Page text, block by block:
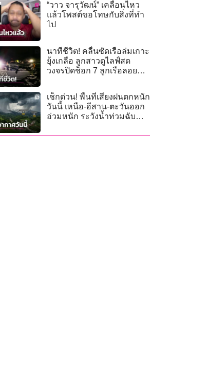
“วาว จารุวัฒน์” เคลื่อนไหว
แล้วโพสต์ขอโทษกับสิ่งที่ทำ
ไป
นาทีชีวิต! คลื่นซัดเรือล่มเกาะ
ยุ้งเกลือ ลูกสาวดูไลฟ์สด
วงจรปิดช็อก 7 ลูกเรือลอยคอ
เช็กด่วน! พื้นที่เสี่ยงฝนตกหนัก
วันนี้ เหนือ-อีสาน-ตะวันออก
อ่วมหนัก ระวังน้ำท่วมฉับ